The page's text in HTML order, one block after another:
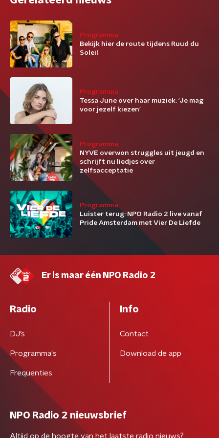
Programma
Bekijk hier de route tijdens Ruud du
Soleil
Programma
Tessa June over haar muziek: 'Je mag
voor jezelf kiezen'
Programma
NYVE overwon struggles uit jeugd en
schrijft nu liedjes over
zelfsacceptatie
Programma
Luister terug: NPO Radio 2 live vanaf
Pride Amsterdam met Vier De Liefde
Er is maar één NPO Radio 2
Radio
DJ’s
Programma's
Frequenties
Info
Contact
Download de app
NPO Radio 2 nieuwsbrief
Altijd op de hoogte van het laatste radio nieuws?